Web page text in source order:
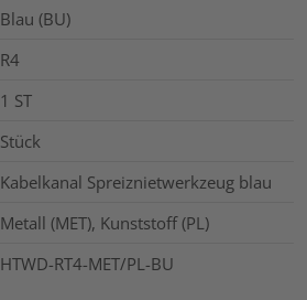
Blau (BU)
R4
1 ST
Stück
Kabelkanal Spreiznietwerkzeug blau
Metall (MET), Kunststoff (PL)
HTWD-RT4-MET/PL-BU